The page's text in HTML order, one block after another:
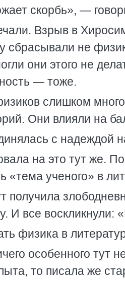
скорбь», —
Взрыв в
сбрасывали не
они этого не
— тоже.
слишком
Они влияли на
с надеждой
на это тут же.
«тема ученого» в
получила
И все воскликнули:
физика в
особенного тут
то писала же